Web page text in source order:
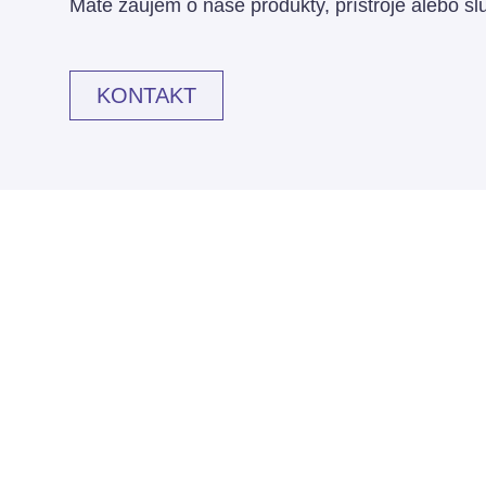
Máte záujem o naše produkty, prístroje alebo
KONTAKT